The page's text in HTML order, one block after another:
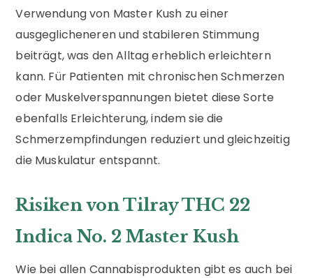
Verwendung von Master Kush zu einer
ausgeglicheneren und stabileren Stimmung
beiträgt, was den Alltag erheblich erleichtern
kann. Für Patienten mit chronischen Schmerzen
oder Muskelverspannungen bietet diese Sorte
ebenfalls Erleichterung, indem sie die
Schmerzempfindungen reduziert und gleichzeitig
die Muskulatur entspannt.
Risiken von Tilray THC 22
Indica No. 2 Master Kush
Wie bei allen Cannabisprodukten gibt es auch bei